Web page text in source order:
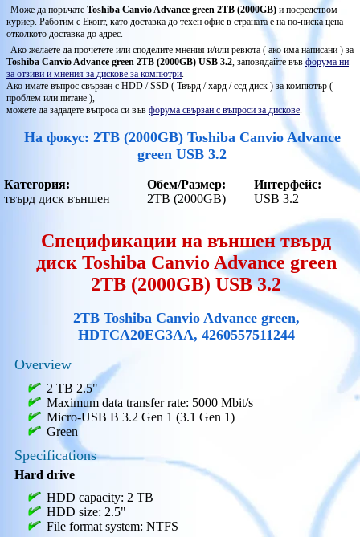
Може да поръчате Toshiba Canvio Advance green 2TB (2000GB) и посредством
куриер. Работим с Еконт, като доставка до техен офис в страната е на по-ниска цена
отколкото доставка до адрес.
Ако желаете да прочетете или споделите мнения и/или ревюта ( ако има написани ) за
Toshiba Canvio Advance green 2TB (2000GB) USB 3.2 , заповядайте във форума ни
за отзиви и мнения за дискове за компютри
Ако имате въпрос свързан с HDD / SSD ( Твърд / хард / ссд диск ) за компютър (
проблем или питане ),
можете да зададете въпроса си във форума свързан с въпроси за дискове
На фокус: 2TB (2000GB) Toshiba Canvio Advance
green USB 3.2
Категория:
твърд диск външен
Обем/Размер:
2TB (2000GB)
Интерфейс:
USB 3.2
Спецификации на външен твърд
диск Toshiba Canvio Advance green
2TB (2000GB) USB 3.2
2TB Toshiba Canvio Advance green,
HDTCA20EG3AA, 4260557511244
Overview
2 TB 2.5"
Maximum data transfer rate: 5000 Mbit/s
Micro-USB B 3.2 Gen 1 (3.1 Gen 1)
Green
Specifications
Hard drive
HDD capacity: 2 TB
HDD size: 2.5"
File format system: NTFS